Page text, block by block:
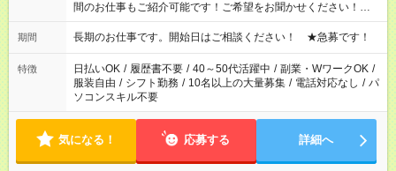
間のお仕事もご紹介可能です！ご希望をお聞かせください！★家
庭の都合でお休みが必要な場合も遠慮なくご相談ください。 ※
週最低15時間以上の勤務が必要です
期間 長期のお仕事です。開始日はご相談ください！ ★急募です！
特徴 日払いOK / 履歴書不要 / 40～50代活躍中 / 副業・WワークOK /
服装自由 / シフト勤務 / 10名以上の大量募集 / 電話対応なし / パ
ソコンスキル不要
気になる！ 応募する 詳細へ